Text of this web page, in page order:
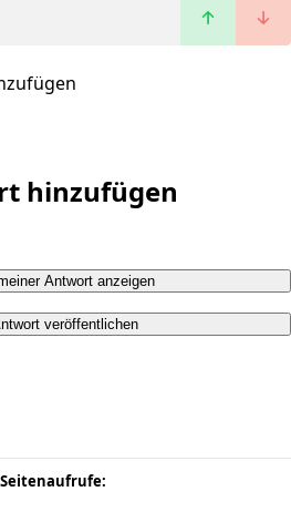
hinzufügen
Antwort anzeigen
veröffentlichen
Seitenaufrufe: